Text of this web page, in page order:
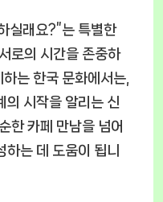
실래요?”는 특별한
로의 시간을 존중하
는 한국 문화에서는,
의 시작을 알리는 신
한 카페 만남을 넘어
하는 데 도움이 됩니